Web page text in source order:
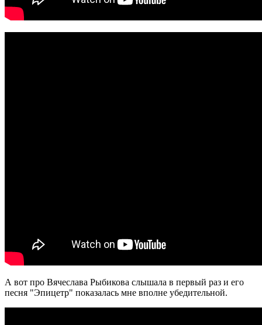
А вот про Вячеслава Рыбикова слышала в первый раз и его
песня "Эпицетр" показалась мне вполне убедительной.